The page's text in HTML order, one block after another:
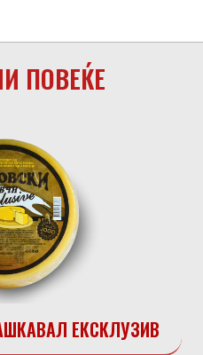
ПОВЕЌЕ
ЕКСКЛУЗИВ